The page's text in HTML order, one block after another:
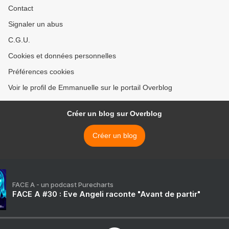
Contact
Signaler un abus
C.G.U.
Cookies et données personnelles
Préférences cookies
Voir le profil de Emmanuelle sur le portail Overblog
Créer un blog sur Overblog
Créer un blog
FACE A - un podcast Purecharts
FACE A #30 : Eve Angeli raconte "Avant de partir"